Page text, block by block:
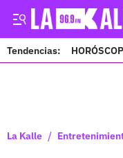
Tendencias:
La Kalle /